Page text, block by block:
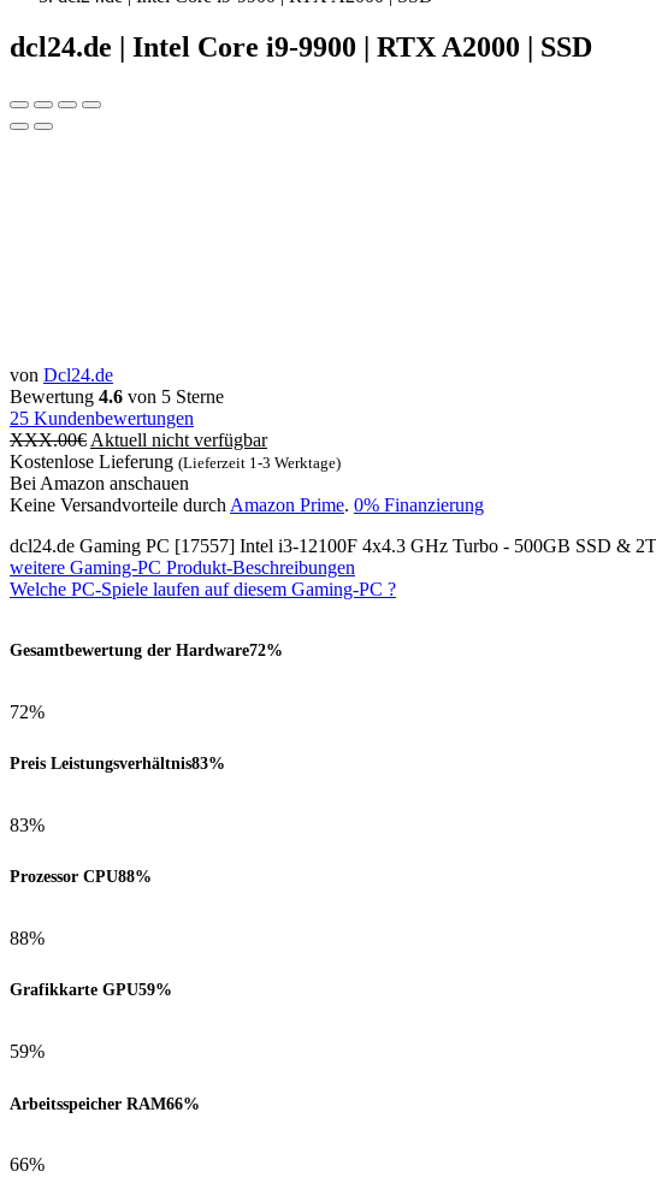
dcl24.de | Intel Core i9-9900 | RTX A2000 | SSD
von Dcl24.de
Bewertung 4.6 von 5 Sterne
25 Kundenbewertungen
XXX.00€ Aktuell nicht verfügbar
Kostenlose Lieferung (Lieferzeit 1-3 Werktage)
Bei Amazon anschauen
Keine Versandvorteile durch Amazon Prime. 0% Finanzierung
dcl24.de Gaming PC [17557] Intel i3-12100F 4x4.3 GHz Turbo - 500GB SSD
weitere Gaming-PC Produkt-Beschreibungen
Welche PC-Spiele laufen auf diesem Gaming-PC ?
Gesamtbewertung der Hardware72%
72%
Preis Leistungsverhältnis83%
83%
Prozessor CPU88%
88%
Grafikkarte GPU59%
59%
Arbeitsspeicher RAM66%
66%